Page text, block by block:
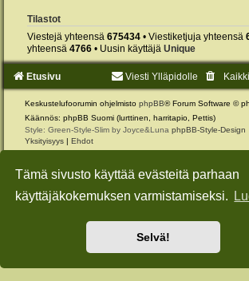
Tämä sivusto käyttää evästeitä parhaan
käyttäjäkokemuksen varmistamiseksi.
Selvä!
Tilastot
Viestejä yhteensä 675434 • Viestiketjuja yhteensä
yhteensä 4766 • Uusin käyttäjä Unique
Etusivu Viesti Ylläpidolle
Keskustelufoorumin ohjelmisto phpBB® Forum Software ©
Käännös: phpBB Suomi (lurttinen, harritapio, Pettis)
Style: Green-Style-Slim by Joyce&Luna phpBB-Style-Design
Yksityisyys | Ehdot